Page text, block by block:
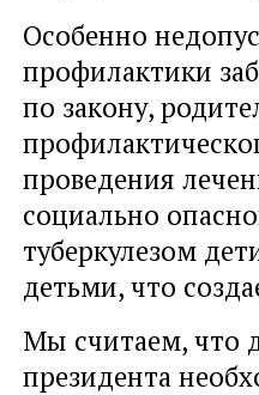
Особенно
профилактики
по закону,
проведения
социально
туберкулезом
детьми, что
Мы считаем, что
президента